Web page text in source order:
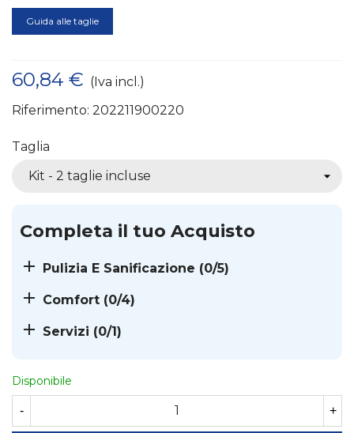
Guida alle taglie
60,84 € (Iva incl.)
Riferimento: 202211900220
Taglia
Completa il tuo Acquisto
 Pulizia E Sanificazione (0/5)
 Comfort (0/4)
 Servizi (0/1)
Disponibile
- +